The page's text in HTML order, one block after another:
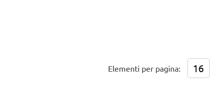
Elementi per pagina: